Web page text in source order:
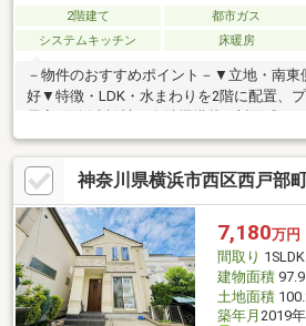
2階建て 都市ガス
システムキッチン
床暖房
－物件のおすすめポイント－▼立地・南東
好▼特徴・LDK・水まわりを2階に配置、プ
窓・収納付の納戸を3か所設置、多目的に
け仕様・スカイバルコニーより、みなと
望めます(季節・天候等による)・カースペ
備・床暖房(リビング)・浴室は1620サイズ
ア・窓・スロップシンク■ ご希望の住まい
━━━━━・・・物件の詳細・ご相談はお
ださい。
神奈川県横浜市西区西戸部
7,180万円
間取り 1SLDK
建物面積
土地面積
築年月 2019